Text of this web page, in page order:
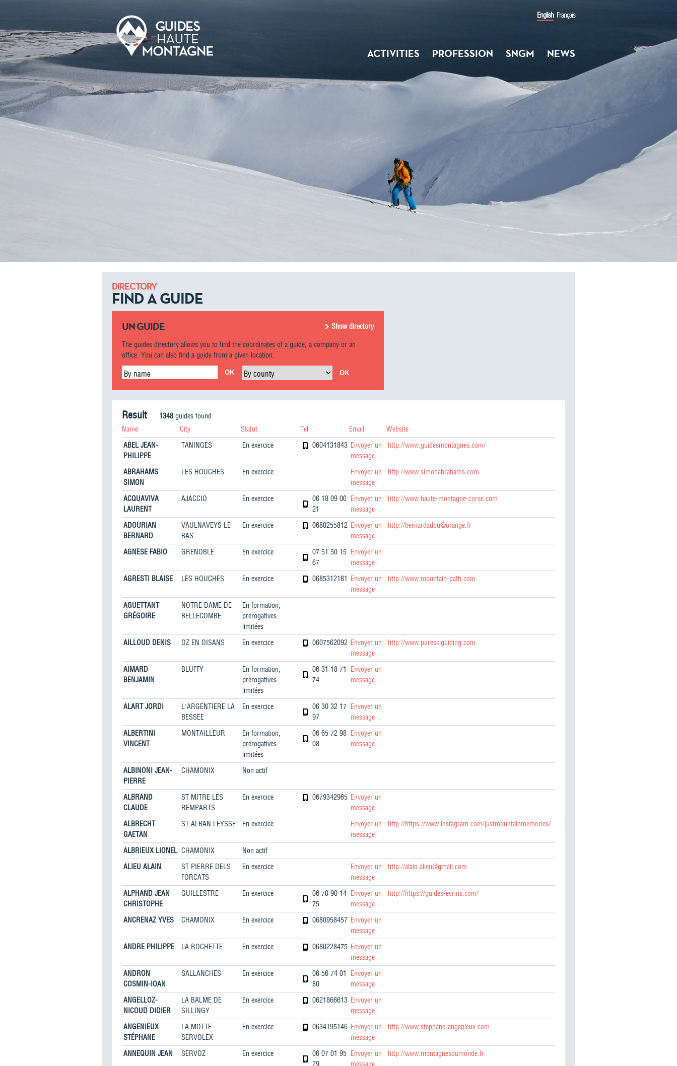
English Français
ACTIVITIES PROFESSION SNGM NEWS
DIRECTORY
FIND A GUIDE
UN GUIDE
Show directory
The guides directory allows you to find the coordinates of a guide, a company or an
office. You can also find a guide from a given location.
By name By county
Result 1348 guides found
Name
City Statut Tel Email
Website
ABEL JEAN-
PHILIPPE
TANINGES En exercice 0604131843 Envoyer un
message
http://www.guidesmontagnes.com/
ABRAHAMS
SIMON
LES HOUCHES En exercice
Envoyer un
message
http://www.simonabrahams.com
ACQUAVIVA
LAURENT
AJACCIO En exercice
06 18 09 00
21
Envoyer un
message
http://www.haute-montagne-corse.com
ADOURIAN
BERNARD
VAULNAVEYS LE
BAS
En exercice 0680255812 Envoyer un
message
http://bernardadou@orange.fr
AGNESE FABIO GRENOBLE En exercice
07 51 50 15
67
Envoyer un
message
AGRESTI BLAISE
LES HOUCHES En exercice 0685312181 Envoyer un
message
http://www.mountain-path.com
AGUETTANT
GRÉGOIRE
NOTRE DAME DE
BELLECOMBE
En formation,
prérogatives
limitées
AILLOUD DENIS
OZ EN OISANS En exercice 0607562092 Envoyer un
message
http://www.pureskiguiding.com
AIMARD
BENJAMIN
BLUFFY
En formation,
prérogatives
limitées
06 31 18 71
74
Envoyer un
message
ALART JORDI
L'ARGENTIERE LA
BESSEE
En exercice
06 30 32 17
97
Envoyer un
message
ALBERTINI
VINCENT
MONTAILLEUR
En formation,
prérogatives
limitées
06 65 72 98
08
Envoyer un
message
ALBINONI JEAN-
PIERRE
CHAMONIX Non actif
ALBRAND
CLAUDE
ST MITRE LES
REMPARTS
En exercice 0679342965 Envoyer un
message
ALBRECHT
GAETAN
ST ALBAN LEYSSE En exercice
Envoyer un
message
http://https://www.instagram.com/justmountainmemories/
ALBRIEUX LIONEL CHAMONIX
Non actif
ALIEU ALAIN
ST PIERRE DELS
FORCATS
En exercice
Envoyer un
message
http://alain.alieu@gmail.com
ALPHAND JEAN
CHRISTOPHE
GUILLESTRE En exercice
06 70 90 14
75
Envoyer un
message
http://https://guides-ecrins.com/
ANCRENAZ YVES CHAMONIX En exercice 0680958457 Envoyer un
message
ANDRE PHILIPPE
LA ROCHETTE En exercice 0680228475 Envoyer un
message
ANDRON
COSMIN-IOAN
SALLANCHES En exercice
06 56 74 01
80
Envoyer un
message
ANGELLOZ-
NICOUD DIDIER
LA BALME DE
SILLINGY
En exercice 0621866613 Envoyer un
message
ANGENIEUX
STÉPHANE
LA MOTTE
SERVOLEX
En exercice 0634195146 Envoyer un
message
http://www.stephane-angenieux.com
ANNEQUIN JEAN SERVOZ En exercice
06 07 01 95
79
Envoyer un
message
http://www.montagnesdumonde.fr